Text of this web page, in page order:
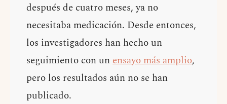
después de cuatro meses, ya no
necesitaba medicación. Desde entonces,
los investigadores han hecho un
seguimiento con unensayo más amplio,
pero los resultados aún no se han
publicado.